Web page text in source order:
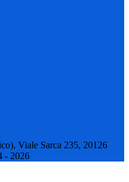
Viale Sarca 235, 20126
- 2026